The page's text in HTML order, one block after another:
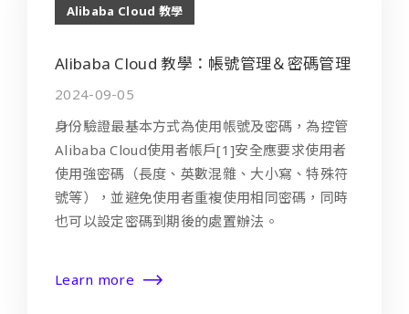
Alibaba Cloud 教學
Alibaba Cloud 教學：帳號管理＆密碼管理
2024-09-05
身份驗證最基本方式為使用帳號及密碼，為控管
Alibaba Cloud使用者帳戶[1]安全應要求使用者
使用強密碼（長度、英數混雜、大小寫、特殊符
號等），並避免使用者重複使用相同密碼，同時
也可以設定密碼到期後的處置辦法。
Learn more